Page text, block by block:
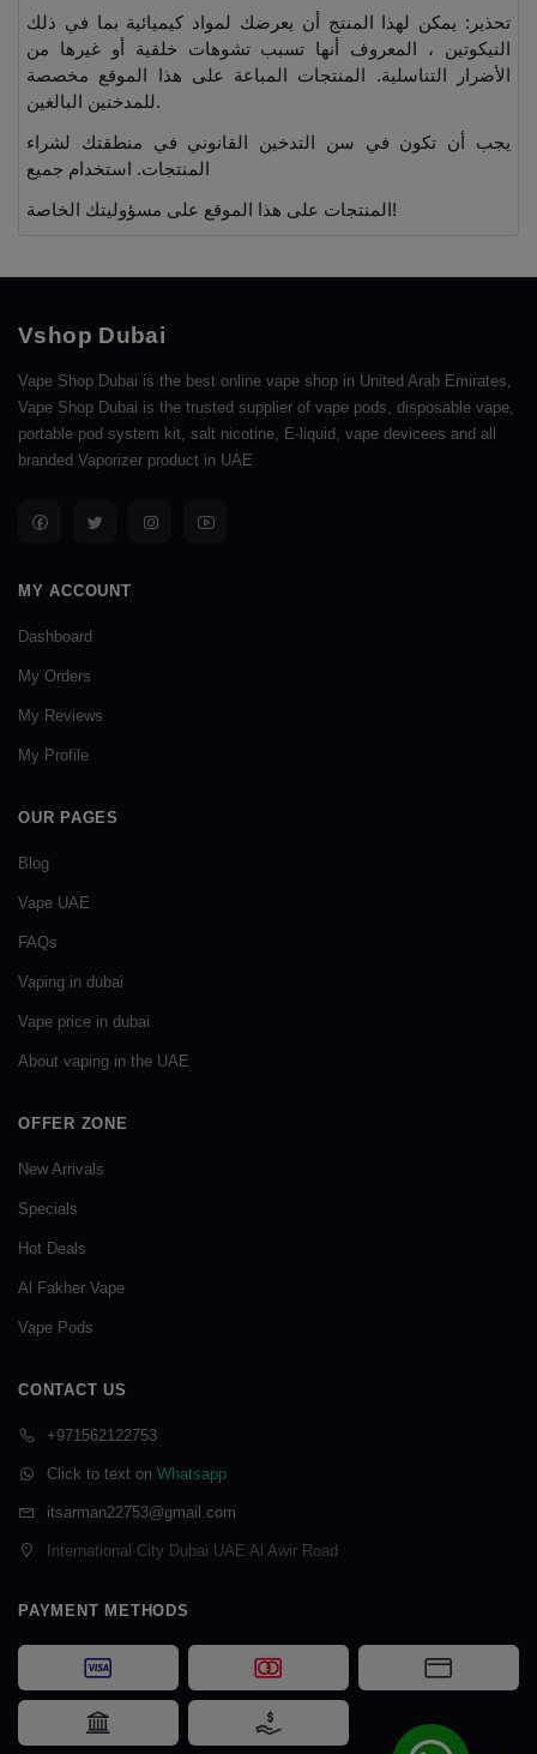
تحذير: يمكن لهذا المنتج أن يعرضك لمواد كيميائية بما في ذلك
النيكوتين ، المعروف أنها تسبب تشوهات خلقية أو غيرها من
الأضرار التناسلية. المنتجات المباعة على هذا الموقع مخصصة
للمدخنين البالغين.
يجب أن تكون في سن التدخين القانوني في منطقتك لشراء
المنتجات. استخدام جميع
المنتجات على هذا الموقع على مسؤوليتك الخاصة!
Vshop Dubai
Vape Shop Dubai is the best online vape shop in United Arab Emirates,
Vape Shop Dubai is the trusted supplier of vape pods, disposable vape,
portable pod system kit, salt nicotine, E-liquid, vape devicees and all
branded Vaporizer product in UAE
MY ACCOUNT
Dashboard
My Orders
My Reviews
My Profile
OUR PAGES
Blog
Vape UAE
FAQs
Vaping in dubai
Vape price in dubai
About vaping in the UAE
OFFER ZONE
New Arrivals
Specials
Hot Deals
Al Fakher Vape
Vape Pods
CONTACT US
+971562122753
Click to text on Whatsapp
itsarman22753@gmail.com
International City Dubai UAE Al Awir Road
PAYMENT METHODS
Visa Mastercard Card
Bank Transfer Cash on Delivery